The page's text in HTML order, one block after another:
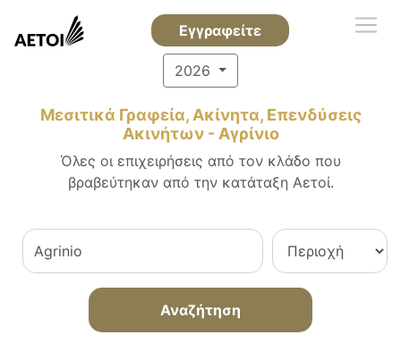
Εγγραφείτε
2026
Μεσιτικά Γραφεία, Ακίνητα, Επενδύσεις
Ακινήτων - Αγρίνιο
Όλες οι επιχειρήσεις από τον κλάδο που
βραβεύτηκαν από την κατάταξη Αετοί.
Αναζήτηση